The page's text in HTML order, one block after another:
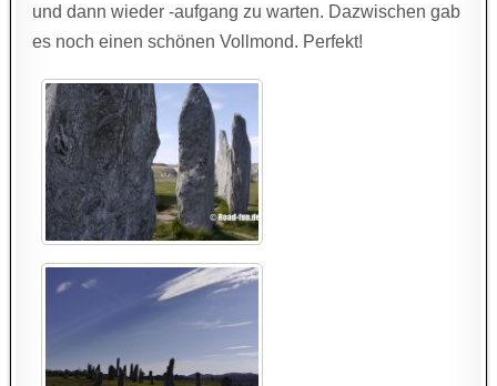
und dann wieder -aufgang zu warten. Dazwischen gab
es noch einen schönen Vollmond. Perfekt!